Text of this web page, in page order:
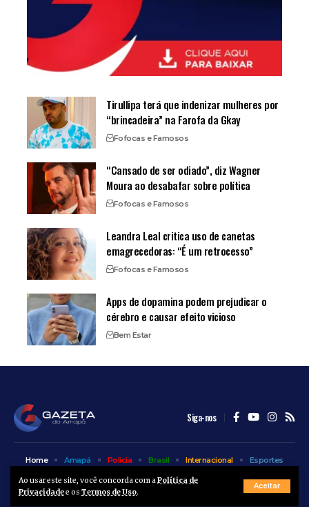
Ao usar este site, você concorda com aPolítica de
Privacidadee os Termos de Uso.
Aceitar
Tirullipa terá que indenizar mulheres por
“brincadeira” na Farofa da Gkay
Fofocas e Famosos
“Cansado de ser odiado”, diz Wagner
Moura ao desabafar sobre política
Fofocas e Famosos
Leandra Leal critica uso de canetas
emagrecedoras: “É um retrocesso”
Fofocas e Famosos
Apps de dopamina podem prejudicar o
cérebro e causar efeito vicioso
Bem Estar
Siga-nos
© A Gazeta do Amapá - 2025. Todos os direitos reservados.
Home Amapá Polícia Brasil Internacional
Esportes
Bem Estar
Entretenimento